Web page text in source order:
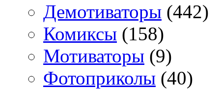
Демотиваторы (442)
Комиксы (158)
Мотиваторы (9)
Фотоприколы (40)